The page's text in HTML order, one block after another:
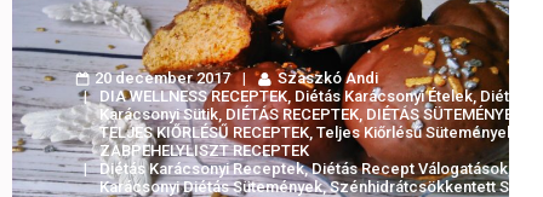
20 december 2017
Szaszkó Andi
DIA WELLNESS RECEPTEK Diétás Karácsonyi Ételek,Diétás
Karácsonyi Sütik DIÉTÁS RECEPTEK DIÉTÁS SÜTEMÉNYEK
TELJES KIŐRLÉSŰ RECEPTEK Teljes Kiőrlésű Sütemények
ZABPEHELYLISZT RECEPTEK
Diétás Karácsonyi Receptek,Diétás Recept Válogatások,
Karácsonyi Diétás Sütemények,Szénhidrátcsökkentett Süti